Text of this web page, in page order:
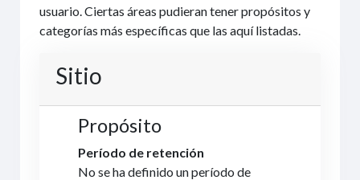
usuario. Ciertas áreas pudieran tener propósitos y
categorías más específicas que las aquí listadas.
Sitio
Propósito
Período de retención
No se ha definido un período de